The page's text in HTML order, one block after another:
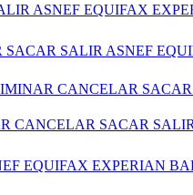
ASNEF EQUIFAX
SALIR ASNEF
CANCELAR
CANCELAR SACAR
EQUIFAX EXPERIAN